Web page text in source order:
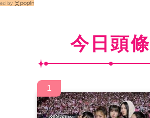
by
今日頭條
1